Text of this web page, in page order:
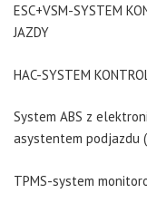
ESC+VSM-SYSTEM
JAZDY
HAC-SYSTEM
System ABS z
asystentem podjazdu
TPMS-system